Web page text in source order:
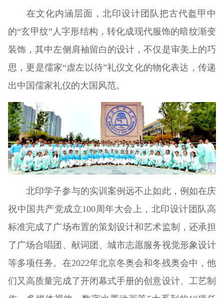
在文化内涵层面，北印设计团队把古代盔甲中
的“玄甲纹”人字形结构，转化成现代服饰的暗纹渐变
装饰，其中左侧肩袖留白的设计，不仅是审美上的巧
思，更是儒家“虚左以待”礼仪文化的物化表达，传递
出中国儒家礼仪的大国风范。
北印学子参与的实训案例远不止如此，例如在庆
祝中国共产党成立100周年大会上，北印设计团队高
标准完成了广场布置的策划设计和艺术监制，还承担
了广场合唱团、献词团、城市志愿服务视觉形象设计
等多项任务。在2022年北京冬奥会和冬残奥会中，他
们又高质量完成了开闭幕式手册的创意设计、工艺制